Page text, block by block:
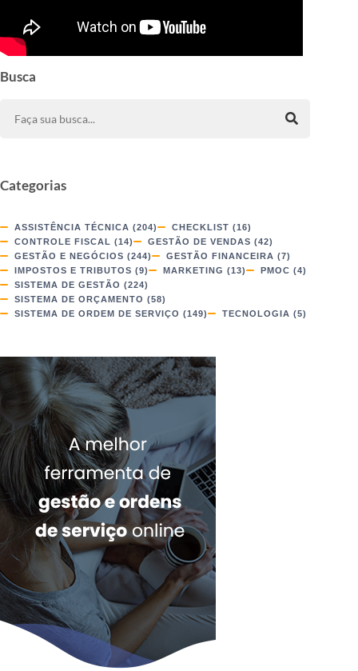
Busca
Categorias
ASSISTÊNCIA TÉCNICA (204) CHECKLIST (16)
CONTROLE FISCAL (14) GESTÃO DE VENDAS (42)
GESTÃO E NEGÓCIOS (244) GESTÃO FINANCEIRA (7)
IMPOSTOS E TRIBUTOS (9) MARKETING (13) PMOC (4)
SISTEMA DE GESTÃO (224)
SISTEMA DE ORÇAMENTO (58)
SISTEMA DE ORDEM DE SERVIÇO (149) TECNOLOGIA (5)